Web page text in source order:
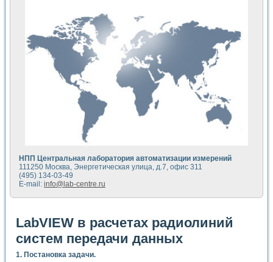
НПП Центральная лаборатория автоматизации измерений
111250 Москва, Энергетическая улица, д.7, офис 311
(495) 134-03-49
E-mail: info@lab-centre.ru
LabVIEW в расчетах радиолиний
систем передачи данных
1. Постановка задачи.